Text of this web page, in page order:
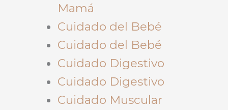
Mamá
Cuidado del Bebé
Cuidado del Bebé
Cuidado Digestivo
Cuidado Digestivo
Cuidado Muscular